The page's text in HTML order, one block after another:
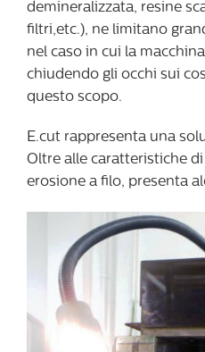
demineralizzata, resine
filtri,etc.), ne limitano
nel caso in cui la
chiudendo gli occhi sui
questo scopo.
E.cut rappresenta una
Oltre alle caratteristiche
erosione a filo, presenta